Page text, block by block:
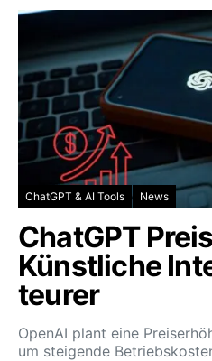
ChatGPT & AI Tools News
ChatGPT
Künstliche
teurer
OpenAI plant eine
um steigende